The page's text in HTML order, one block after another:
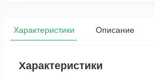
Характеристики Описание
Характеристики